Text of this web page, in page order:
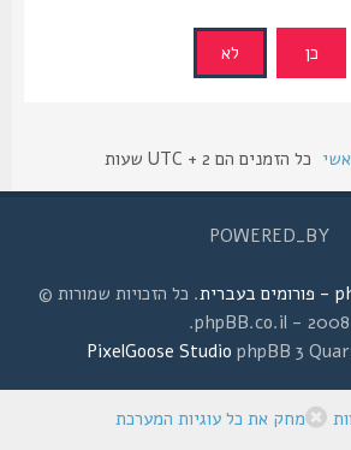
כל הזמנים הם UTC + 2 שעות
. כל הזכויות שמורות ©
phpBB 3
PixelGoose Studio
מחק את כל עוגיות המערכת